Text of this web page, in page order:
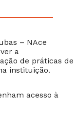
– NAce
a
de práticas de
instituição.
acesso à